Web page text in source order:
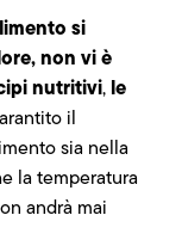
si
non vi è
nutritivi, le
il
sia nella
la temperatura
andrà mai